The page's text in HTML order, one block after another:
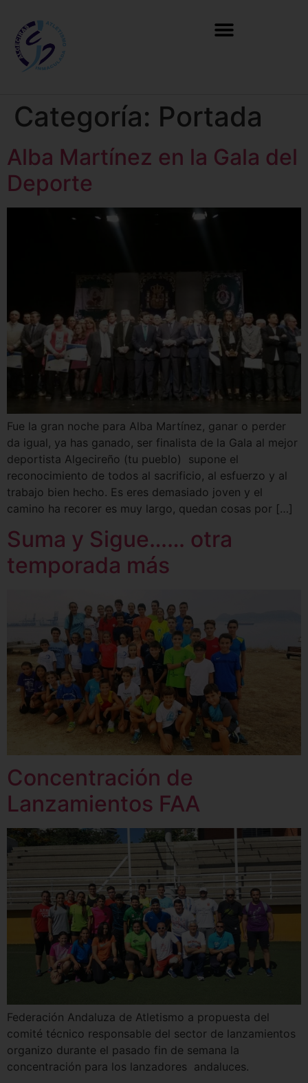
Categoría: Portada
Alba Martínez en la Gala del
Deporte
Fue la gran noche para Alba Martínez, ganar o perder
da igual, ya has ganado, ser finalista de la Gala al mejor
deportista Algecireño (tu pueblo) supone el
reconocimiento de todos al sacrificio, al esfuerzo y al
trabajo bien hecho. Es eres demasiado joven y el
camino ha recorer es muy largo, quedan cosas por […]
Suma y Sigue…… otra
temporada más
Concentración de
Lanzamientos FAA
Federación Andaluza de Atletismo a propuesta del
comité técnico responsable del sector de lanzamientos
organizo durante el pasado fin de semana la
concentración para los lanzadores andaluces.